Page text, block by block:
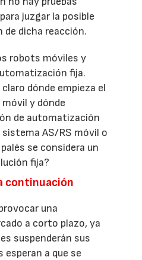
juzgar la posible
dicha reacción.
robots móviles y
fija.
dónde empieza el
y dónde
de automatización
sistema AS/RS móvil o
se considera un
fija?
continuación
una
a corto plazo, ya
suspenderán sus
a que se